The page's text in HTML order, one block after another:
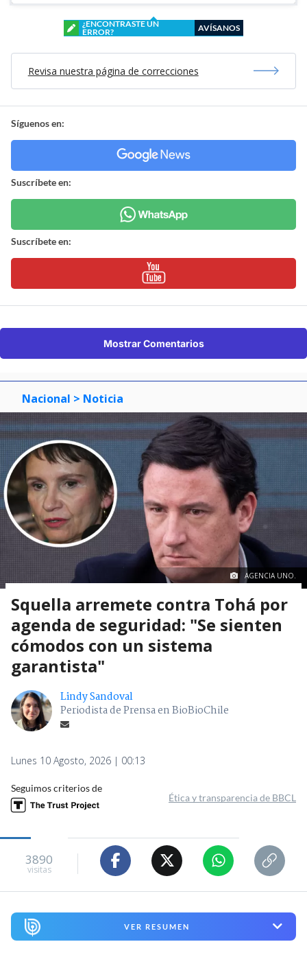
¿ENCONTRASTE UN
ERROR?
AVÍSANOS
Revisa nuestra página de correcciones
Síguenos en:
Suscríbete en:
Suscríbete en:
Mostrar Comentarios
Nacional > Noticia
AGENCIA UNO.
Squella arremete contra Tohá por
agenda de seguridad: "Se sienten
cómodos con un sistema
garantista"
Lindy Sandoval
Periodista de Prensa en BioBioChile
Lunes 10 Agosto, 2026 | 00:13
Seguimos criterios de
Ética y transparencia de BBCL
3890
visitas
VER RESUMEN